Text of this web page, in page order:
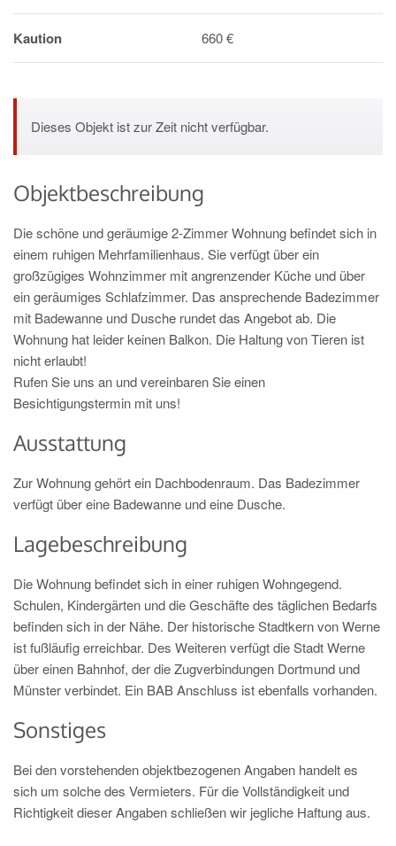
Kaution 660 €
Dieses Objekt ist zur Zeit nicht verfügbar.
Objektbeschreibung
Die schöne und geräumige 2-Zimmer Wohnung befindet sich in
einem ruhigen Mehrfamilienhaus. Sie verfügt über ein
großzügiges Wohnzimmer mit angrenzender Küche und über
ein geräumiges Schlafzimmer. Das ansprechende Badezimmer
mit Badewanne und Dusche rundet das Angebot ab. Die
Wohnung hat leider keinen Balkon. Die Haltung von Tieren ist
nicht erlaubt!
Rufen Sie uns an und vereinbaren Sie einen
Besichtigungstermin mit uns!
Ausstattung
Zur Wohnung gehört ein Dachbodenraum. Das Badezimmer
verfügt über eine Badewanne und eine Dusche.
Lagebeschreibung
Die Wohnung befindet sich in einer ruhigen Wohngegend.
Schulen, Kindergärten und die Geschäfte des täglichen Bedarfs
befinden sich in der Nähe. Der historische Stadtkern von Werne
ist fußläufig erreichbar. Des Weiteren verfügt die Stadt Werne
über einen Bahnhof, der die Zugverbindungen Dortmund und
Münster verbindet. Ein BAB Anschluss ist ebenfalls vorhanden.
Sonstiges
Bei den vorstehenden objektbezogenen Angaben handelt es
sich um solche des Vermieters. Für die Vollständigkeit und
Richtigkeit dieser Angaben schließen wir jegliche Haftung aus.